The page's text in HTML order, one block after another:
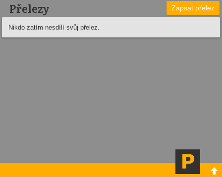
Přelezy Zapsat přelez
Nikdo zatím nesdílí svůj přelez.
